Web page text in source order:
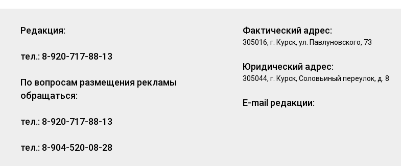
Редакция:
тел.: 8-920-717-88-13
По вопросам размещения рекламы
обращаться:
тел.: 8-920-717-88-13
тел.: 8-904-520-08-28
Фактический адрес:
305016, г. Курск, ул. Павлуновского, 73
Юридический адрес:
305044, г. Курск, Соловьиный переулок, д. 8
E-mail редакции: